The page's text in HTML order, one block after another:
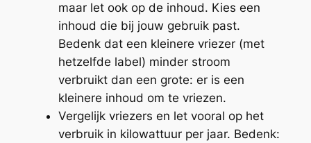
maar let ook op de inhoud. Kies een
inhoud die bij jouw gebruik past.
Bedenk dat een kleinere vriezer (met
hetzelfde label) minder stroom
verbruikt dan een grote: er is een
kleinere inhoud om te vriezen.
Vergelijk vriezers en let vooral op het
verbruik in kilowattuur per jaar. Bedenk: